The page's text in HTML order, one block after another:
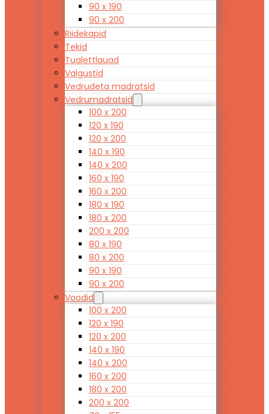
90 x 190
90 x 200
Riidekapid
Tekid
Tualettlauad
Valgustid
Vedrudeta madratsid
Vedrumadratsid
100 x 200
120 x 190
120 x 200
140 x 190
140 x 200
160 x 190
160 x 200
180 x 190
180 x 200
200 x 200
80 x 190
80 x 200
90 x 190
90 x 200
Voodid
100 x 200
120 x 190
120 x 200
140 x 190
140 x 200
160 x 200
180 x 200
200 x 200